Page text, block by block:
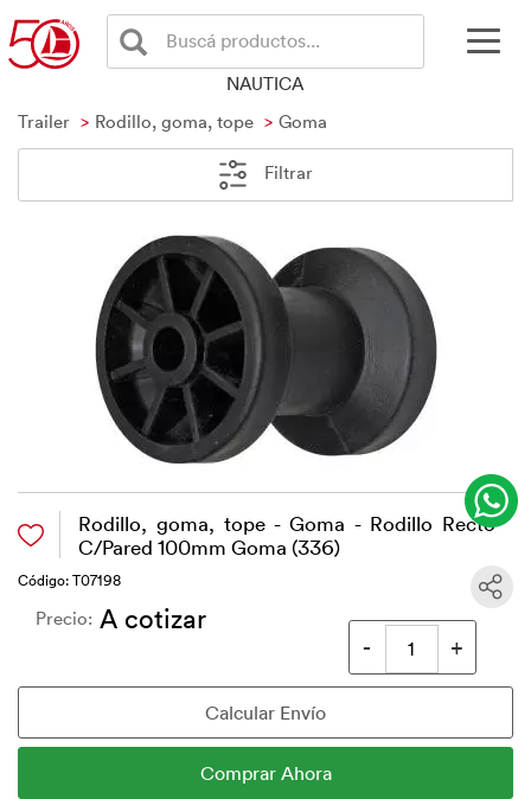
Buscá productos...
NAUTICA
Trailer
Rodillo, goma, tope Goma
Filtrar
Rodillo, goma, tope - Goma - Rodillo Recto
C/Pared 100mm Goma (336)
Código: T07198
Precio: A cotizar